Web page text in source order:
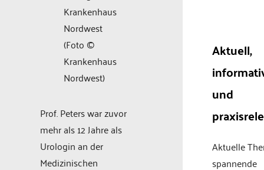
Krankenhaus
Nordwest
(Foto ©
Krankenhaus
Nordwest)
Prof. Peters war zuvor
mehr als 12 Jahre als
Urologin an der
Medizinischen
Aktuell,
und
Aktuelle
spannende